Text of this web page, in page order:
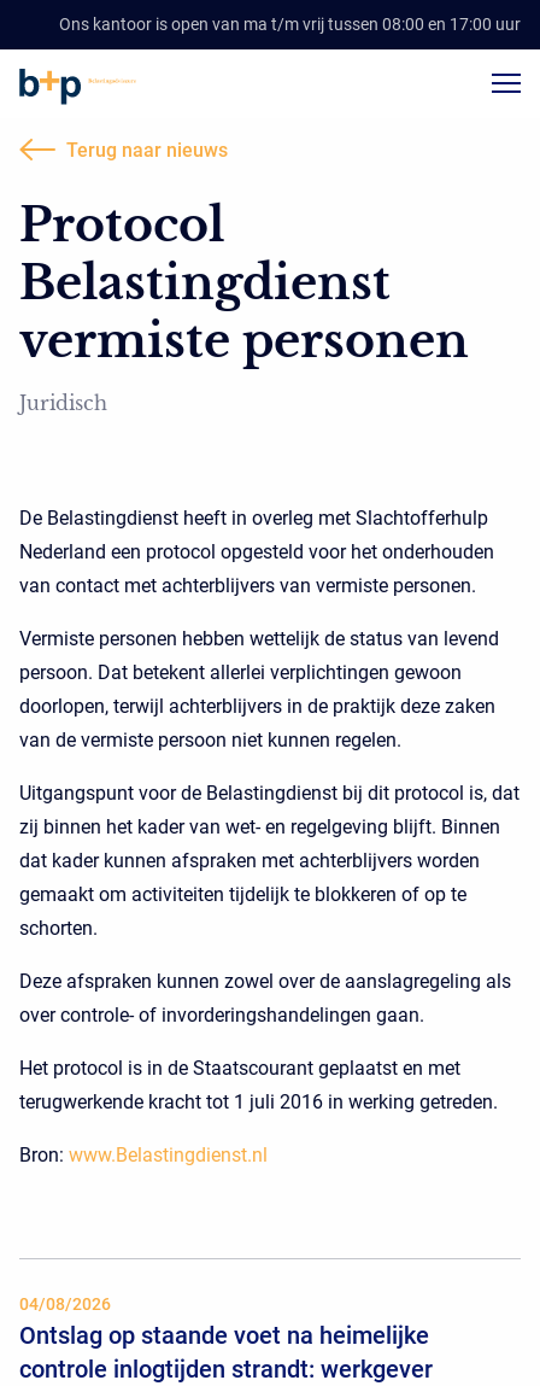
Ons kantoor is open van ma t/m vrij tussen 08:00 en 17:00 uur
Terug naar nieuws
Protocol
Belastingdienst
vermiste personen
Juridisch
De Belastingdienst heeft in overleg met Slachtofferhulp
Nederland een protocol opgesteld voor het onderhouden
van contact met achterblijvers van vermiste personen.
Vermiste personen hebben wettelijk de status van levend
persoon. Dat betekent allerlei verplichtingen gewoon
doorlopen, terwijl achterblijvers in de praktijk deze zaken
van de vermiste persoon niet kunnen regelen.
Uitgangspunt voor de Belastingdienst bij dit protocol is, dat
zij binnen het kader van wet- en regelgeving blijft. Binnen
dat kader kunnen afspraken met achterblijvers worden
gemaakt om activiteiten tijdelijk te blokkeren of op te
schorten.
Deze afspraken kunnen zowel over de aanslagregeling als
over controle- of invorderingshandelingen gaan.
Het protocol is in de Staatscourant geplaatst en met
terugwerkende kracht tot 1 juli 2016 in werking getreden.
Bron: www.Belastingdienst.nl
04/08/2026
Ontslag op staande voet na heimelijke
controle inlogtijden strandt: werkgever